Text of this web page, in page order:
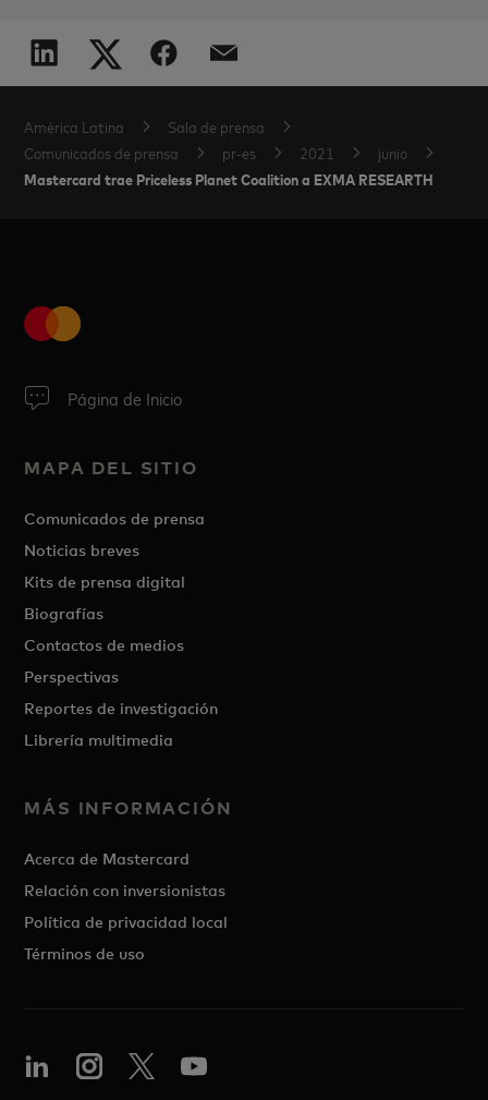
América Latina
Sala de prensa
Comunicados de prensa
pr-es 2021 junio
Mastercard trae Priceless Planet Coalition a EXMA RESEARTH
Página de Inicio
MAPA DEL SITIO
Comunicados de prensa
Noticias breves
Kits de prensa digital
Biografías
Contactos de medios
Perspectivas
Reportes de investigación
Librería multimedia
MÁS INFORMACIÓN
Acerca de Mastercard
Relación con inversionistas
Política de privacidad local
Términos de uso